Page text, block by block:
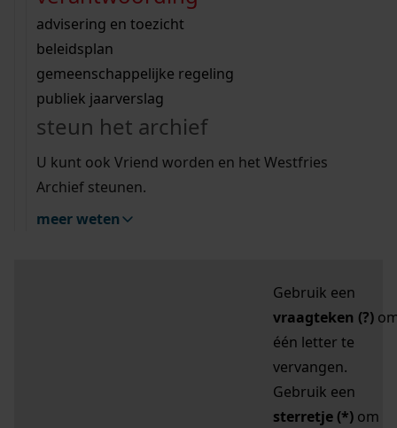
bouwvergunningen
omgevingsvergunningen
vergunningen
beeld en geluid
uitleg nodig?
Wij helpen u op weg met een aantal zoektips.
bekijk alle zoektips
Wij helpen u op weg met een aantal zoektips.
bekijk alle zoektips
bekijk ons geschiedenislokaal
advisering en toezicht
beleidsplan
gemeenschappelijke regeling
publiek jaarverslag
steun het archief
U kunt ook Vriend worden en het Westfries
Archief steunen.
meer weten
zoektips
Mijn Studiezaal (inloggen)
uw zoekopdracht te
Gebruik een
vraagteken (?)
één letter te
vervangen.
Gebruik een
sterretje (*) om